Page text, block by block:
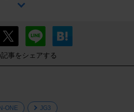
記事をシェアする
ONE JG3